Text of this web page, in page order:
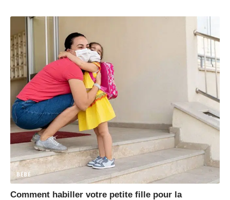
BÉBÉ
Comment habiller votre petite fille pour la